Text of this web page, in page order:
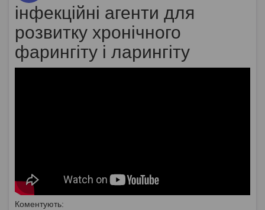
інфекційні агенти для
розвитку хронічного
фарингіту і ларингіту
Коментують: